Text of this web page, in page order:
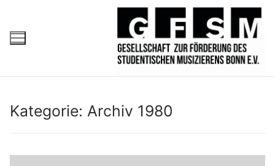
Kategorie: Archiv 1980